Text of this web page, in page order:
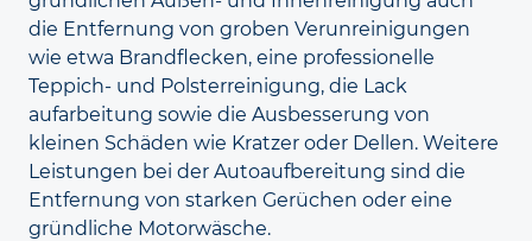
die Entfernung von groben Verunreinigungen
wie etwa Brandflecken, eine professionelle
Teppich- und Polsterreinigung, die Lack
aufarbeitung sowie die Ausbesserung von
kleinen Schäden wie Kratzer oder Dellen. Weitere
Leistungen bei der Autoaufbereitung sind die
Entfernung von starken Gerüchen oder eine
gründliche Motorwäsche.